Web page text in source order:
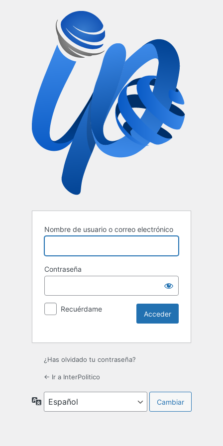
Nombre de usuario o correo electrónico
Contraseña
Recuérdame
¿Has olvidado tu contraseña?
← Ir a InterPolitico
Idioma